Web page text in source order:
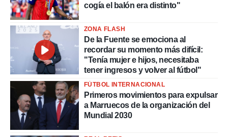
cogía el balón era distinto"
ZONA FLASH
De la Fuente se emociona al
recordar su momento más difícil:
"Tenía mujer e hijos, necesitaba
tener ingresos y volver al fútbol"
FÚTBOL INTERNACIONAL
Primeros movimientos para expulsar
a Marruecos de la organización del
Mundial 2030